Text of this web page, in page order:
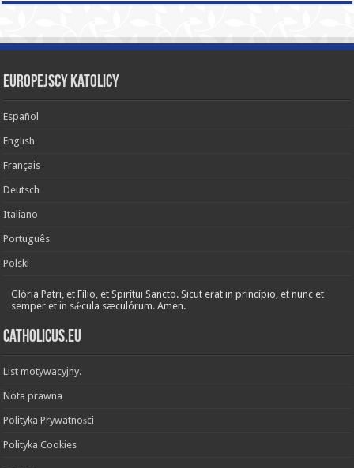
Europejscy katolicy
Español
English
Français
Deutsch
Italiano
Português
Polski
Glória Patri, et Fílio, et Spirítui Sancto. Sicut erat in princípio, et nunc et
semper et in sǽcula sæculórum. Amen.
Catholicus.eu
List motywacyjny.
Nota prawna
Polityka Prywatności
Polityka Cookies